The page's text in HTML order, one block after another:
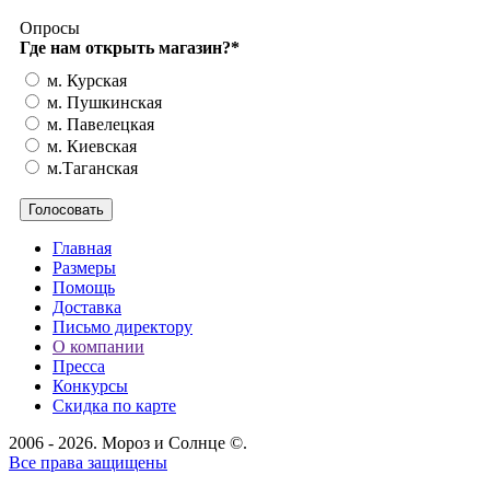
Опросы
Где нам открыть магазин?*
м. Курская
м. Пушкинская
м. Павелецкая
м. Киевская
м.Таганская
Главная
Размеры
Помощь
Доставка
Письмо директору
О компании
Пресса
Конкурсы
Скидка по карте
2006 - 2026. Мороз и Солнце ©.
Все права защищены